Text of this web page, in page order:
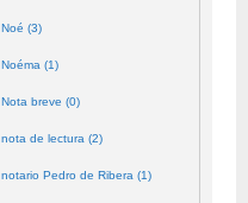
Noé (3)
Noéma (1)
Nota breve (0)
nota de lectura (2)
notario Pedro de Ribera (1)